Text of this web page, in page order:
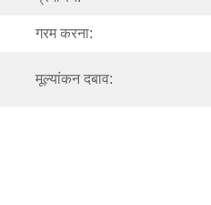
गरम करना:
मूल्यांकन दबाव: